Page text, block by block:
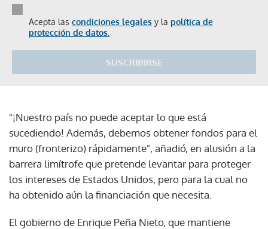
Acepta las condiciones legales y la política de
protección de datos.
SUSCRIBIRSE
"¡Nuestro país no puede aceptar lo que está
sucediendo! Además, debemos obtener fondos para el
muro (fronterizo) rápidamente", añadió, en alusión a la
barrera limítrofe que pretende levantar para proteger
los intereses de Estados Unidos, pero para la cual no
ha obtenido aún la financiación que necesita.
El gobierno de Enrique Peña Nieto, que mantiene